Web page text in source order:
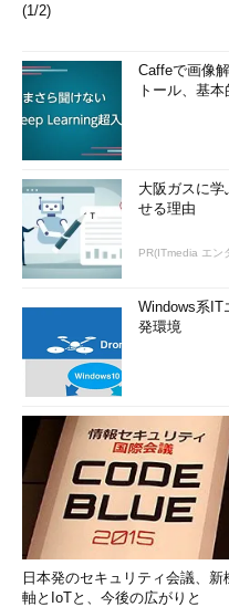
(1/2)
Caffeで画像
トール、基
大阪ガスに
せる理由
PR(ITmedia エン
Windows系IT
発環境
日本発のセキュリティ会議、新
軸とIoTと、今後の広がりと